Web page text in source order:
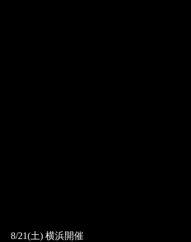
8/21(土) 横浜開催